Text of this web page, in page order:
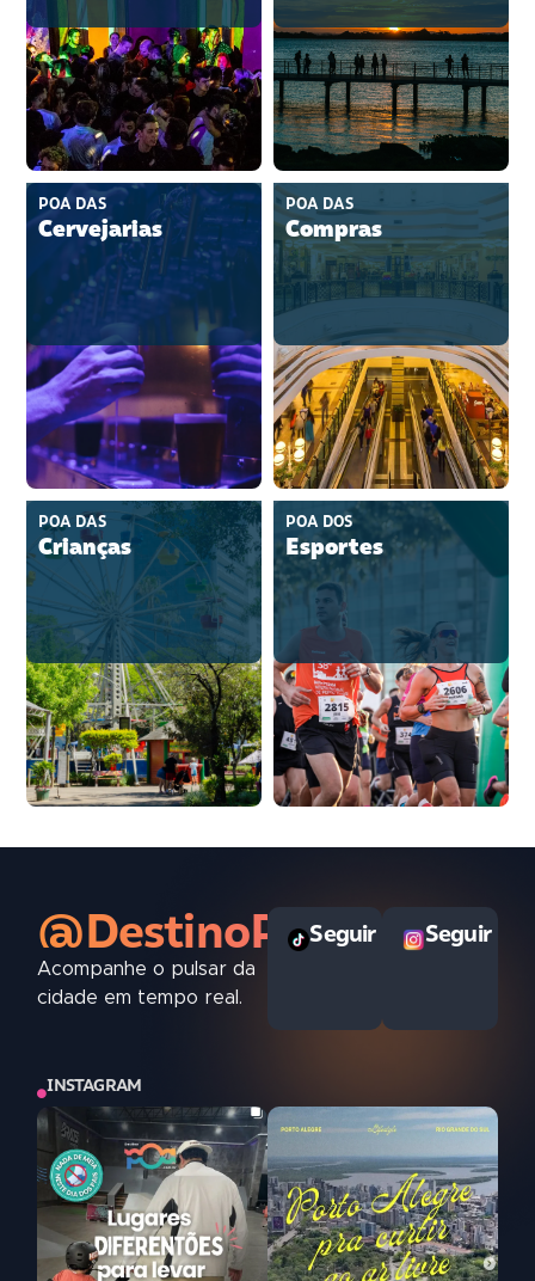
POA DAS
Cervejarias
POA DAS
Compras
POA DAS
Crianças
POA DOS
Esportes
@DestinoPOAoficial
Acompanhe o pulsar da
cidade em tempo real.
Seguir Seguir
INSTAGRAM